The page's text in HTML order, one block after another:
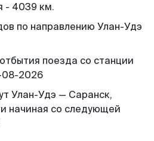
- 4039 км.
по направлению Улан-Удэ
поезда со станции
08-2026
Улан-Удэ — Саранск,
начиная со следующей